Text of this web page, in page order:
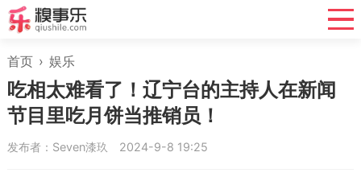
首页 › 娱乐
吃相太难看了！辽宁台的主持人在新闻
节目里吃月饼当推销员！
发布者：Seven漆玖 2024-9-8 19:25